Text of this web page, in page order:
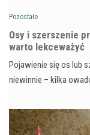
Pozostałe
Osy i szerszenie
warto lekceważyć
Pojawienie się os lub
niewinnie – kilka